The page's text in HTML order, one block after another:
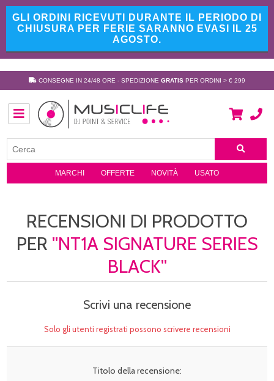
GLI ORDINI RICEVUTI DURANTE IL PERIODO DI
CHIUSURA PER FERIE SARANNO EVASI IL 25
AGOSTO.
CONSEGNE IN 24/48 ORE - SPEDIZIONE GRATIS PER ORDINI > € 299
MARCHI OFFERTE NOVITÀ USATO
RECENSIONI DI PRODOTTO
PER NT1A SIGNATURE SERIES
BLACK
Scrivi una recensione
Solo gli utenti registrati possono scrivere recensioni
Titolo della recensione: